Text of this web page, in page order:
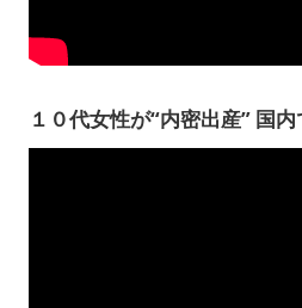
１０代女性が“内密出産” 国